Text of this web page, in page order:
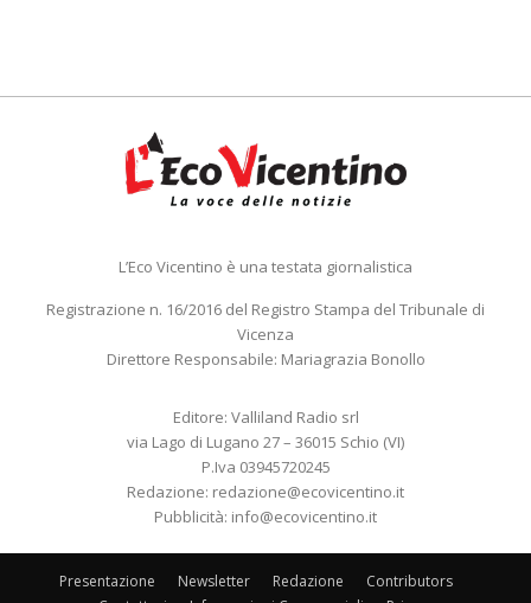
L’Eco Vicentino è una testata giornalistica
Registrazione n. 16/2016 del Registro Stampa del Tribunale di
Vicenza
Direttore Responsabile: Mariagrazia Bonollo
Editore: Valliland Radio srl
via Lago di Lugano 27 – 36015 Schio (VI)
P.Iva 03945720245
Redazione: redazione@ecovicentino.it
Pubblicità: info@ecovicentino.it
Presentazione Newsletter Redazione
Contributors